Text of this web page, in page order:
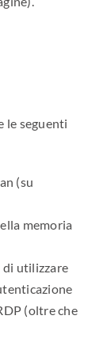
le seguenti
(su
memoria
di utilizzare
(oltre che